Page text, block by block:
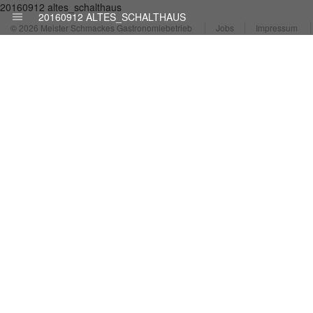
20160912 ALTES_SCHALTHAUS
20160912 altes_schalthaus
© 2026 Meister Schmackes Gastronomiebetrieb Jobs Impressum